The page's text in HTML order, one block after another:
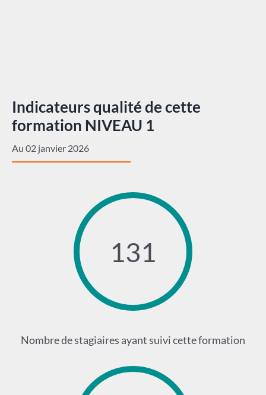
Indicateurs qualité de cette
formation NIVEAU 1
Au 02 janvier 2026
131
Nombre de stagiaires ayant suivi cette formation